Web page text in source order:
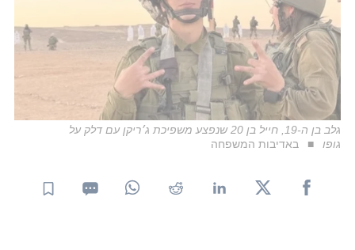
גלב בן ה-19, חייל בן 20 שנפצע משפיכת ג׳ריקן עם דלק על
גופו
באדיבות המשפחה